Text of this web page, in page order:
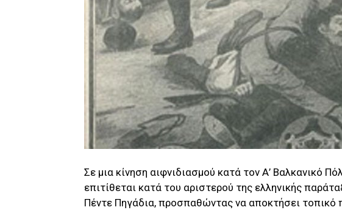
Σε μια κίνηση αιφνιδιασμού κατά τον Α’ Βαλκανικό
επιτίθεται κατά του αριστερού της ελληνικής
Πέντε Πηγάδια, προσπαθώντας να αποκτήσει τοπικό